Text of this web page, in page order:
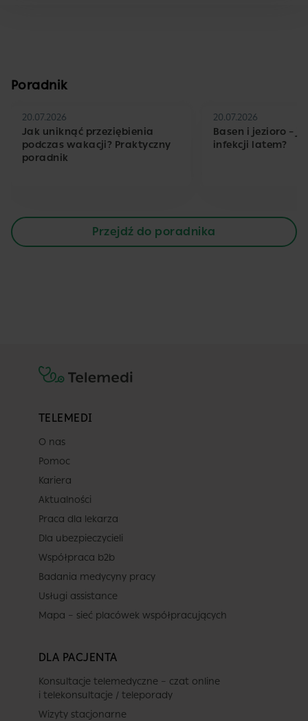
Poradnik
20.07.2026
Jak uniknąć przeziębienia
podczas wakacji? Praktyczny
poradnik
20.07.2026
Basen i jezioro –
infekcji latem?
Przejdź do poradnika
TELEMEDI
O nas
Pomoc
Kariera
Aktualności
Praca dla lekarza
Dla ubezpieczycieli
Współpraca b2b
Badania medycyny pracy
Usługi assistance
Mapa – sieć placówek współpracujących
DLA PACJENTA
Konsultacje telemedyczne – czat online
i telekonsultacje / teleporady
Wizyty stacjonarne